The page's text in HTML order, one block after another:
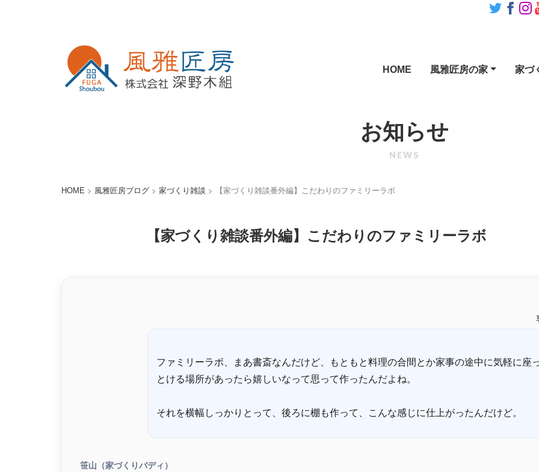
HOME 風雅匠房の家 家づ
お知らせ
NEWS
HOME > 風雅匠房ブログ > 家づくり雑談 > 【家づくり雑談番外編】こだわりのファミリーラボ
【家づくり雑談番外編】こだわりのファミリーラボ
ファミリーラボ、まあ書斎なんだけど、もともと料理の合間とか家事の途中に気軽に座
とける場所があったら嬉しいなって思って作ったんだよね。
笹山（家づくりバディ）